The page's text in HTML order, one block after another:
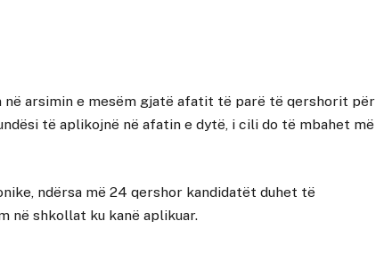
arsimin e mesëm gjatë afatit të parë të qershorit për
të aplikojnë në afatin e dytë, i cili do të mbahet më
ndërsa më 24 qershor kandidatët duhet të
në shkollat ku kanë aplikuar.